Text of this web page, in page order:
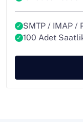
SMTP / IMAP /
100 Adet